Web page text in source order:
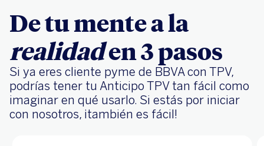
De tu mente a la
realidaden 3 pasos
Si ya eres cliente pyme de BBVA con TPV,
podrías tener tu Anticipo TPV tan fácil como
imaginar en qué usarlo. Si estás por iniciar
con nosotros, ¡también es fácil!